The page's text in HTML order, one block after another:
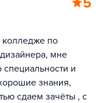
колледже по
мне
и
знания,
сдаем зачёты , с